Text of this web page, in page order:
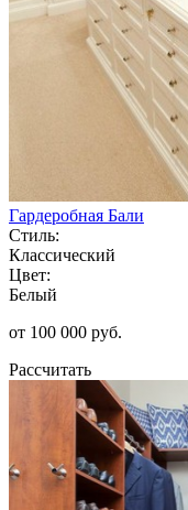
Гардеробная Бали
Стиль:
Классический
Цвет:
Белый
от 100 000 руб.
Рассчитать